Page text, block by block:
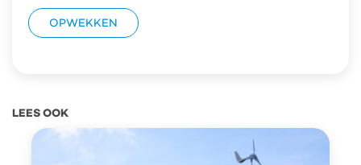
OPWEKKEN
LEES OOK